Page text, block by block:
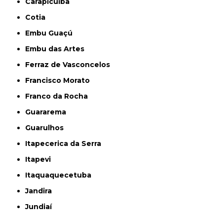
Cotia
Embu Guaçú
Embu das Artes
Ferraz de Vasconcelos
Francisco Morato
Franco da Rocha
Guararema
Guarulhos
Itapecerica da Serra
Itapevi
Itaquaquecetuba
Jandira
Jundiaí